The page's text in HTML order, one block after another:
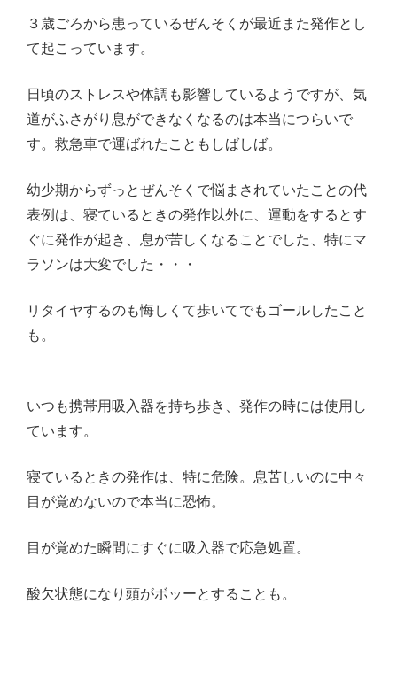
３歳ごろから患っているぜんそくが最近また発作とし
て起こっています。
日頃のストレスや体調も影響しているようですが、気
道がふさがり息ができなくなるのは本当につらいで
す。救急車で運ばれたこともしばしば。
幼少期からずっとぜんそくで悩まされていたことの代
表例は、寝ているときの発作以外に、運動をするとす
ぐに発作が起き、息が苦しくなることでした、特にマ
ラソンは大変でした・・・
リタイヤするのも悔しくて歩いてでもゴールしたこと
も。
いつも携帯用吸入器を持ち歩き、発作の時には使用し
ています。
寝ているときの発作は、特に危険。息苦しいのに中々
目が覚めないので本当に恐怖。
目が覚めた瞬間にすぐに吸入器で応急処置。
酸欠状態になり頭がボッーとすることも。